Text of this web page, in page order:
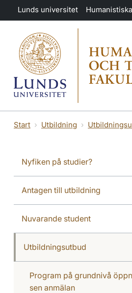
Hoppa till huvudinnehåll
Lunds universitet
Start Utbildning
Nyfiken på studier?
Antagen till utbildning
Nuvarande student
Utbildningsutbud
Program på grundnivå
sen anmälan